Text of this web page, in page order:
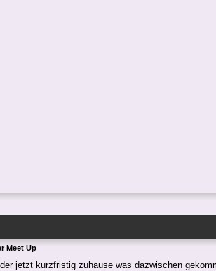
Meet Up
jetzt kurzfristig zuhause was dazwischen